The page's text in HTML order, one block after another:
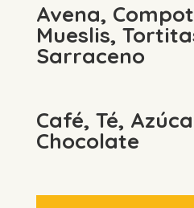
Avena,
Mueslis,
Sarraceno
Café, Té,
Chocolate